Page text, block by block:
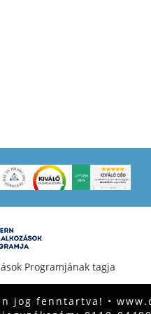
Programjának tagja
jog fenntartva! •